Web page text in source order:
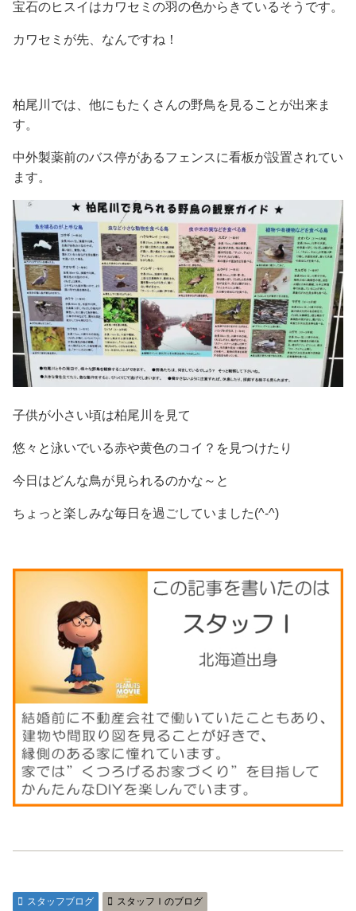
宝石のヒスイはカワセミの羽の色からきているそうです。
カワセミが先、なんですね！
柏尾川では、他にもたくさんの野鳥を見ることが出来ま
す。
中外製薬前のバス停があるフェンスに看板が設置されてい
ます。
子供が小さい頃は柏尾川を見て
悠々と泳いでいる赤や黄色のコイ？を見つけたり
今日はどんな鳥が見られるのかな～と
ちょっと楽しみな毎日を過ごしていました(^-^)
スタッフブログ スタッフＩのブログ